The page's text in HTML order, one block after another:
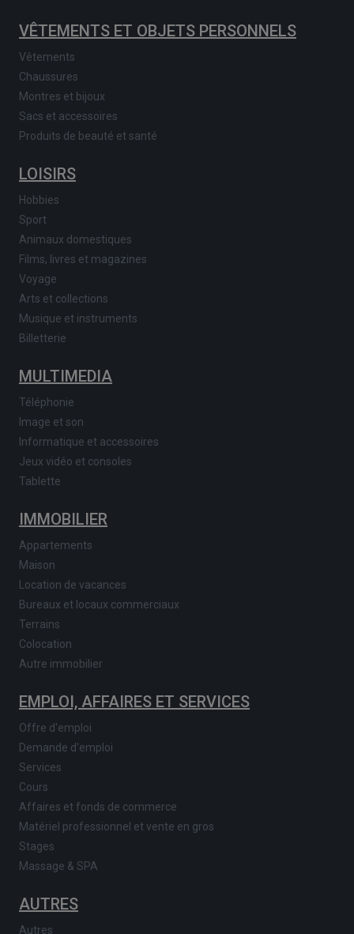
VÊTEMENTS ET OBJETS PERSONNELS
Vêtements
Chaussures
Montres et bijoux
Sacs et accessoires
Produits de beauté et santé
LOISIRS
Hobbies
Sport
Animaux domestiques
Films, livres et magazines
Voyage
Arts et collections
Musique et instruments
Billetterie
MULTIMEDIA
Téléphonie
Image et son
Informatique et accessoires
Jeux vidéo et consoles
Tablette
IMMOBILIER
Appartements
Maison
Location de vacances
Bureaux et locaux commerciaux
Terrains
Colocation
Autre immobilier
EMPLOI, AFFAIRES ET SERVICES
Offre d'emploi
Demande d'emploi
Services
Cours
Affaires et fonds de commerce
Matériel professionnel et vente en gros
Stages
Massage & SPA
AUTRES
Autres